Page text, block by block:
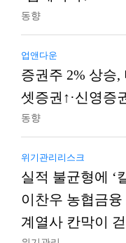
동향
업앤다운
증권주 2% 상승,
셋증권↑·신영증
동향
위기관리리스크
실적 불균형에 ‘
이찬우 농협금융
계열사 칸막이